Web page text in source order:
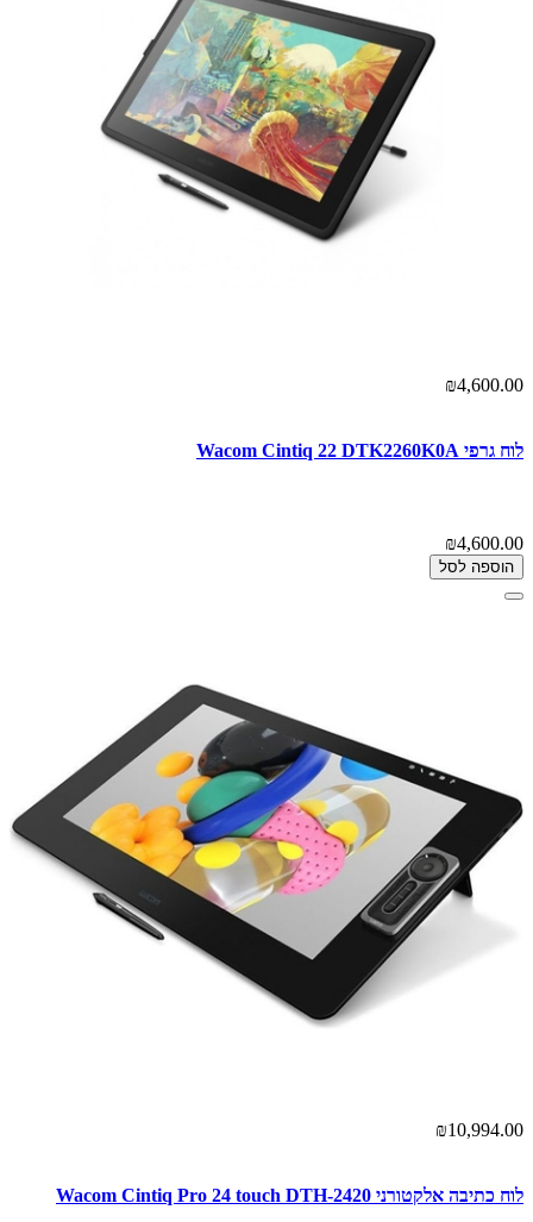
₪4,600.00
לוח גרפי Wacom Cintiq 22 DTK2260K0A
₪4,600.00
הוספה לסל
₪10,994.00
לוח כתיבה אלקטורני Wacom Cintiq Pro 24 touch DTH-2420